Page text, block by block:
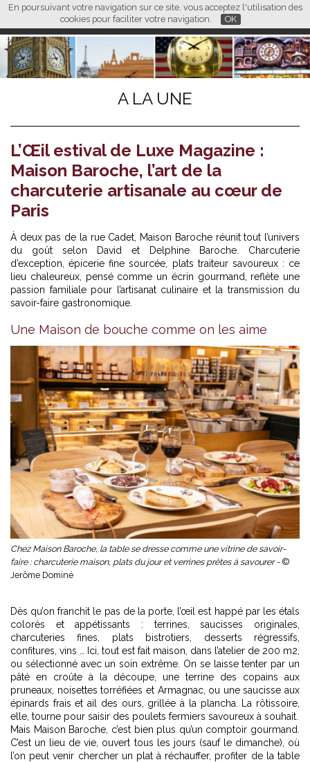
En poursuivant votre navigation sur ce site, vous acceptez l'utilisation des
cookies pour faciliter votre navigation.
OK
FR EN CN
L M
A LA UNE
L’Œil estival de Luxe Magazine :
Maison Baroche, l’art de la
charcuterie artisanale au cœur de
Paris
À deux pas de la rue Cadet, Maison Barocheréunit tout l’univers
du goût selon David et Delphine Baroche. Charcuterie
d’exception, épicerie fine sourcée, plats traiteur savoureux : ce
lieu chaleureux, pensé comme un écrin gourmand, reflète une
passion familiale pour l’artisanat culinaire et la transmission du
savoir-faire gastronomique.
Une Maison de bouche comme on les aime
Chez Maison Baroche, la table se dresse comme une vitrine de savoir-
faire : charcuterie maison, plats du jour et verrines prêtes à savourer - ©
Jerôme Dominé
Dès qu’on franchit le pas de la porte, l’œil est happé par les étals
colorés et appétissants : terrines, saucisses originales,
charcuteries fines, plats bistrotiers, desserts régressifs,
confitures, vins … Ici, tout est fait maison, dans l’atelier de 200 m2,
ou sélectionné avec un soin extrême. On se laisse tenter par un
pâté en croûte à la découpe, une terrine des copains aux
pruneaux, noisettes torréfiées et Armagnac, ou une saucisse aux
épinards frais et ail des ours, grillée à la plancha. La rôtissoire,
elle, tourne pour saisir des poulets fermiers savoureux à souhait.
Mais Maison Baroche, c’est bien plus qu’un comptoir gourmand.
C’est un lieu de vie, ouvert tous les jours (sauf le dimanche), où
l’on peut venir chercher un plat à réchauffer, profiter de la table